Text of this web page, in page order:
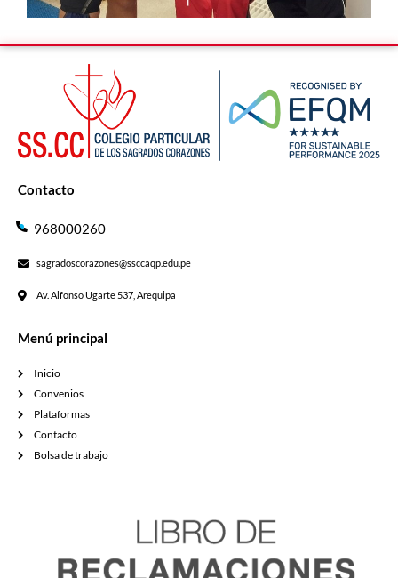
Contacto
968000260
sagradoscorazones@ssccaqp.edu.pe
Av. Alfonso Ugarte 537, Arequipa
Menú principal
Inicio
Convenios
Plataformas
Contacto
Bolsa de trabajo